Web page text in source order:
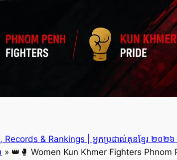
& Rankings | អ្នកប្រដាល់គុនខ្មែរ ២០២៦
» 👑🥊 Women Kun Khmer Fighters Phnom